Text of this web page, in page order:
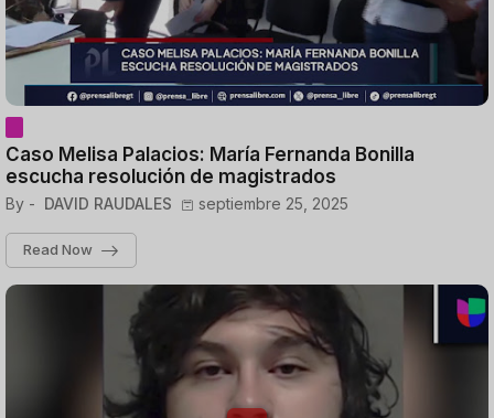
Caso Melisa Palacios: María Fernanda Bonilla
escucha resolución de magistrados
By - DAVID RAUDALES septiembre 25, 2025
Read Now